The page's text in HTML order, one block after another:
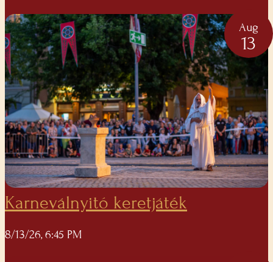
Aug
13
Karneválnyitó keretjáték
8/13/26, 6:45 PM